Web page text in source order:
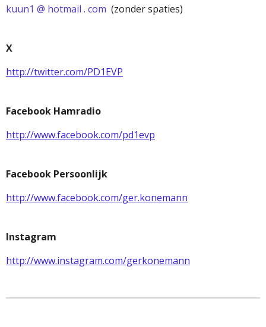
kuun1 @ hotmail . com (zonder spaties)
X
http://twitter.com/PD1EVP
Facebook Hamradio
http://www.facebook.com/pd1evp
Facebook Persoonlijk
http://www.facebook.com/ger.konemann
Instagram
http://www.instagram.com/gerkonemann